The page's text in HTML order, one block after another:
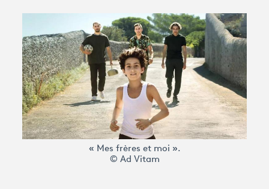
connexion
« Mes frères et moi ».
© Ad Vitam